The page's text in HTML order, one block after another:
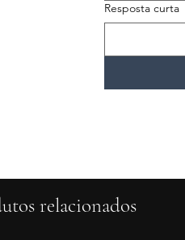
Resposta curta
relacionados